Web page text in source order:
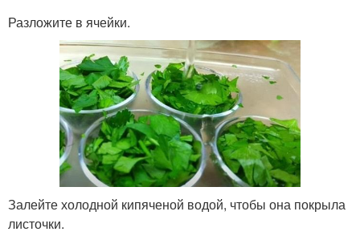
Разложите в ячейки.
Залейте холодной кипяченой водой, чтобы она покрыла
листочки.